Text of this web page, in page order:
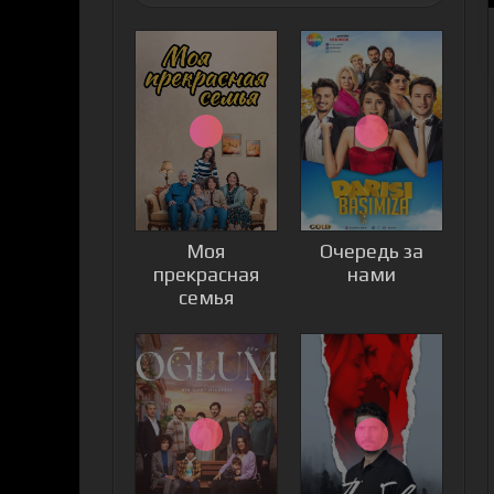
Моя
прекрасная
семья
Очередь за
нами